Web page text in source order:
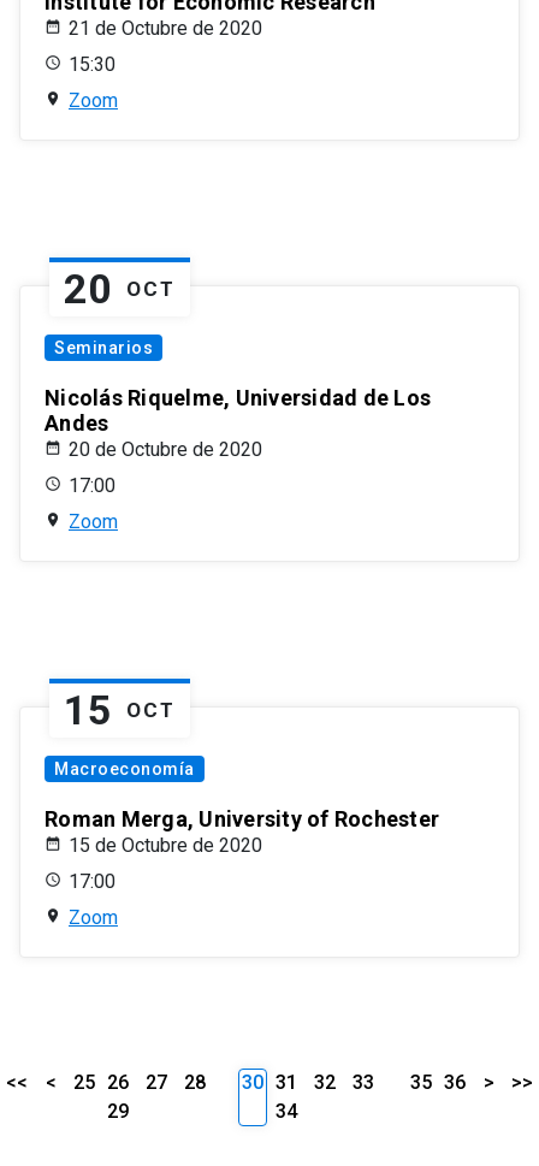
21 de Octubre de 2020
15:30
Zoom
20 OCT
Seminarios
Nicolás Riquelme, Universidad de Los
Andes
20 de Octubre de 2020
17:00
Zoom
15 OCT
Macroeconomía
Roman Merga, University of Rochester
15 de Octubre de 2020
17:00
Zoom
<< < 25 26 27
28
29
30 31 32
33
34
35 36 > >>